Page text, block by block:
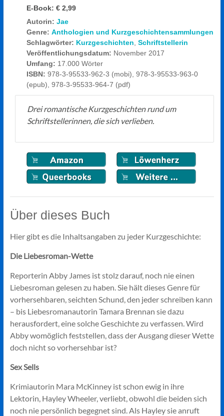
E-Book: € 2,99
Autorin: Jae
Genre: Anthologien und Kurzgeschichtensammlungen
Schlagwörter: Kurzgeschichten, Schriftstellerin
Veröffentlichungsdatum: November 2017
Umfang: 17.000 Wörter
ISBN: 978-3-95533-962-3 (mobi), 978-3-95533-963-0
(epub), 978-3-95533-964-7 (pdf)
Drei romantische Kurzgeschichten rund um
Schriftstellerinnen, die sich verlieben.
Über dieses Buch
Hier gibt es die Inhaltsangaben zu jeder Kurzgeschichte:
Die Liebesroman-Wette
Reporterin Abby James ist stolz darauf, noch nie einen
Liebesroman gelesen zu haben. Sie hält dieses Genre für
vorhersehbaren, seichten Schund, den jeder schreiben kann
– bis Liebesromanautorin Tamara Brennan sie dazu
herausfordert, eine solche Geschichte zu verfassen. Wird
Abby womöglich feststellen, dass der Ausgang dieser Wette
doch nicht so vorhersehbar ist?
Sex Sells
Krimiautorin Mara McKinney ist schon ewig in ihre
Lektorin, Hayley Wheeler, verliebt, obwohl die beiden sich
noch nie persönlich begegnet sind. Als Hayley sie anruft